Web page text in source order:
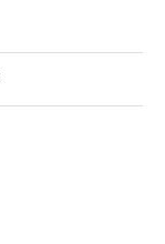
sulle leggi e
in